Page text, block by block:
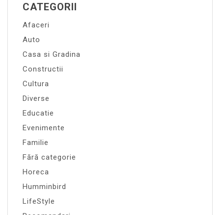
CATEGORII
Afaceri
Auto
Casa si Gradina
Constructii
Cultura
Diverse
Educatie
Evenimente
Familie
Fără categorie
Horeca
Humminbird
LifeStyle